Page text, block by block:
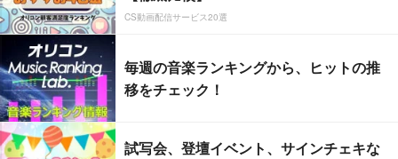
CS動画配信サービス20選
毎週の音楽ランキングから、ヒットの推
移をチェック！
試写会、登壇イベント、サインチェキな